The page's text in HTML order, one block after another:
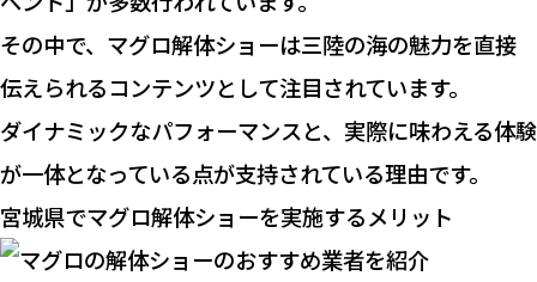
その中で、マグロ解体ショーは三陸の海の魅力を直接
伝えられるコンテンツとして注目されています。
ダイナミックなパフォーマンスと、実際に味わえる体験
が一体となっている点が支持されている理由です。
宮城県でマグロ解体ショーを実施するメリット